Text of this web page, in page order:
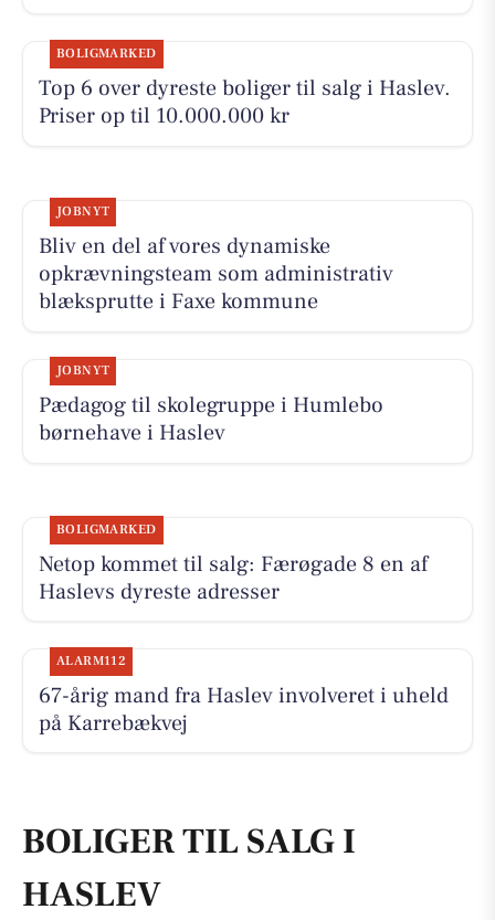
BOLIGMARKED
Top 6 over dyreste boliger til salg i Haslev.
Priser op til 10.000.000 kr
JOBNYT
Bliv en del af vores dynamiske
opkrævningsteam som administrativ
blæksprutte i Faxe kommune
JOBNYT
Pædagog til skolegruppe i Humlebo
børnehave i Haslev
BOLIGMARKED
Netop kommet til salg: Færøgade 8 en af
Haslevs dyreste adresser
ALARM112
67-årig mand fra Haslev involveret i uheld
på Karrebækvej
BOLIGER TIL SALG I
HASLEV